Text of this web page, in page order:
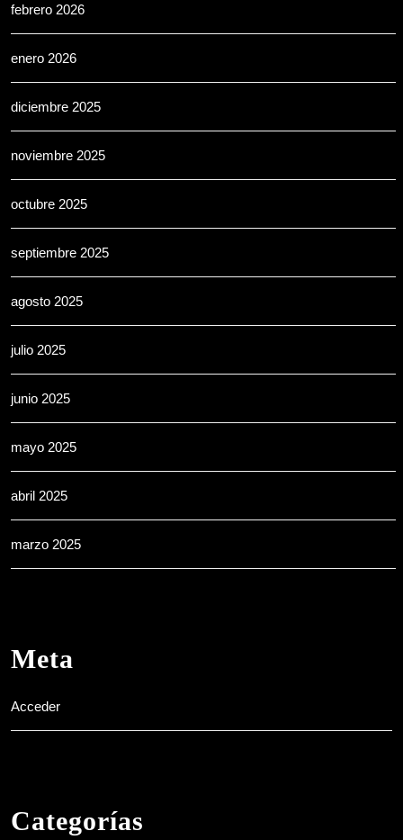
febrero 2026
enero 2026
diciembre 2025
noviembre 2025
octubre 2025
septiembre 2025
agosto 2025
julio 2025
junio 2025
mayo 2025
abril 2025
marzo 2025
Meta
Acceder
Categorías